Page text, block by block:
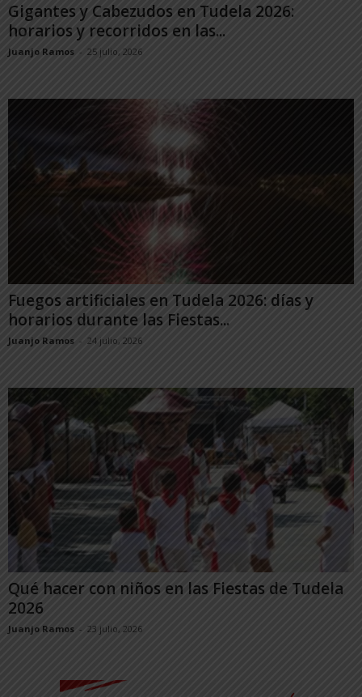
Gigantes y Cabezudos en Tudela 2026:
horarios y recorridos en las...
Juanjo Ramos - 25 julio, 2026
Fuegos artificiales en Tudela 2026: días y
horarios durante las Fiestas...
Juanjo Ramos - 24 julio, 2026
Qué hacer con niños en las Fiestas de Tudela
2026
Juanjo Ramos - 23 julio, 2026